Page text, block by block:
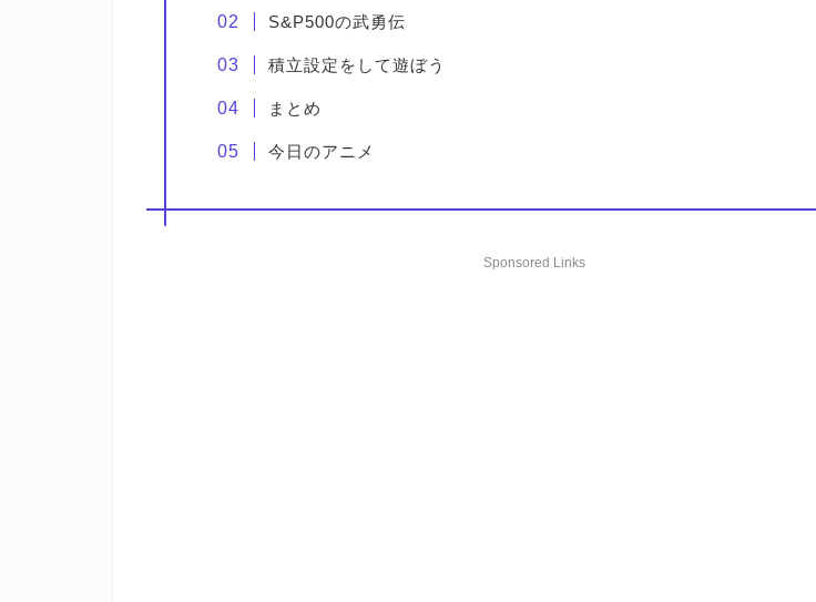
S&P500の武勇伝
積立設定をして遊ぼう
まとめ
今日のアニメ
Sponsored Links